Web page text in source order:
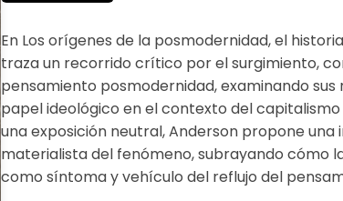
En Los orígenes de la posmodernidad, el
traza un recorrido crítico por el surgimiento,
pensamiento posmodernidad, examinando
papel ideológico en el contexto del
una exposición neutral, Anderson propone
materialista del fenómeno, subrayando cómo
como síntoma y vehículo del reflujo del